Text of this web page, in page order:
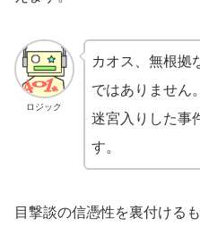
ロジック
カオス、無根拠
ではありません
迷宮入りした事
す。
目撃談の信憑性を裏付ける